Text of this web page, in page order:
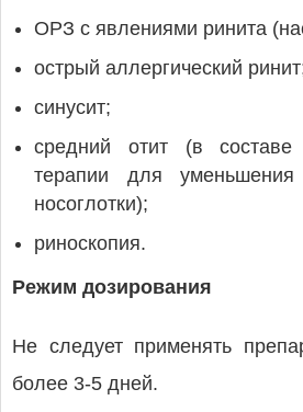
ОРЗ с явлениями ринита
острый аллергический
синусит;
средний отит (в составе
терапии для уменьшения
носоглотки);
риноскопия.
Режим дозирования
Не следует применять
более 3-5 дней.